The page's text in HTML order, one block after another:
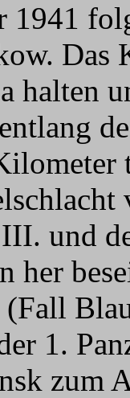
1941
Das
halten
und
her
1.
zum